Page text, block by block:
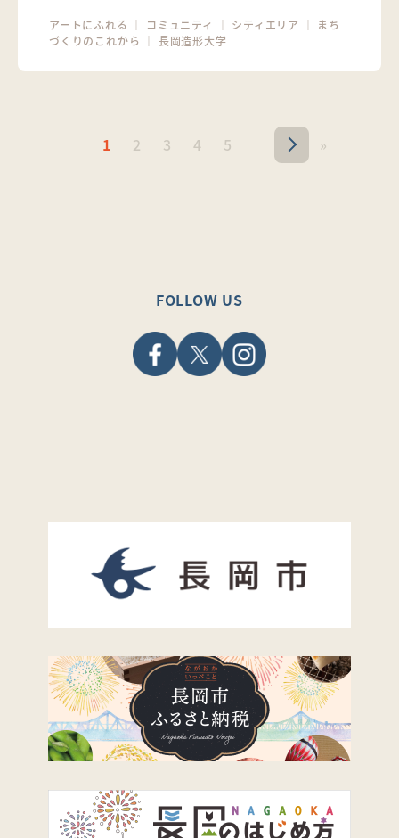
アートにふれる ｜ コミュニティ ｜ シティエリア ｜ まち
づくりのこれから ｜ 長岡造形大学
1 2 3 4 5 > »
FOLLOW US